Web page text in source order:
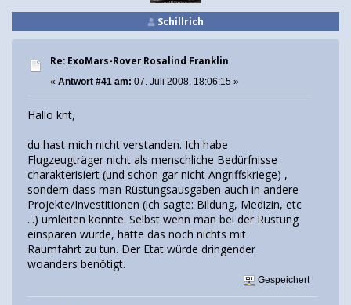
Schillrich
Re: ExoMars-Rover Rosalind Franklin
« Antwort #41 am: 07. Juli 2008, 18:06:15 »
Hallo knt,
du hast mich nicht verstanden. Ich habe
Flugzeugträger nicht als menschliche Bedürfnisse
charakterisiert (und schon gar nicht Angriffskriege) ,
sondern dass man Rüstungsausgaben auch in andere
Projekte/Investitionen (ich sagte: Bildung, Medizin, etc
...) umleiten könnte. Selbst wenn man bei der Rüstung
einsparen würde, hätte das noch nichts mit
Raumfahrt zu tun. Der Etat würde dringender
woanders benötigt.
Gespeichert